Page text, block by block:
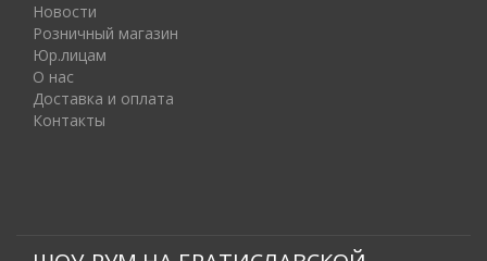
Новости
Розничный магазин
Юр.лицам
О нас
Доставка и оплата
Контакты